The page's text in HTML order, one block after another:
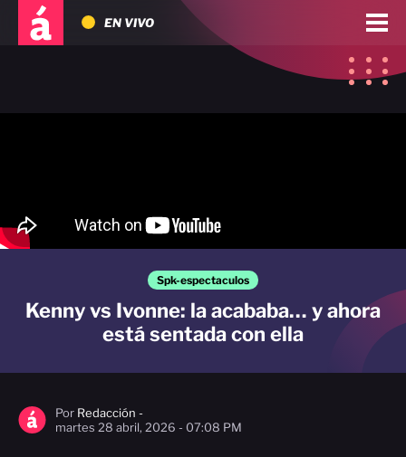
EN VIVO
Spk-espectaculos
Kenny vs Ivonne: la acababa… y ahora
está sentada con ella
Por Redacción -
martes 28 abril, 2026 - 07:08 PM